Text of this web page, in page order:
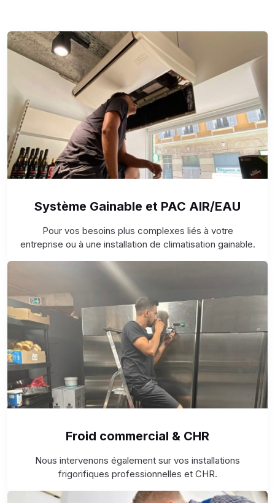
Système Gainable et PAC AIR/EAU
Pour vos besoins plus complexes liés à votre
entreprise ou à une installation de climatisation gainable.
Froid commercial & CHR
Nous intervenons également sur vos installations
frigorifiques professionnelles et CHR.